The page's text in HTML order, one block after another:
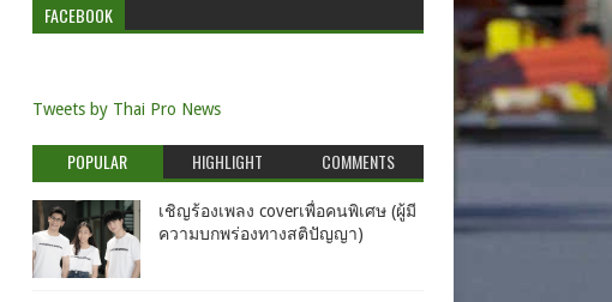
FACEBOOK
Tweets by Thai Pro News
POPULAR HIGHLIGHT COMMENTS
เชิญร้องเพลง coverเพื่อคนพิเศษ (ผู้มี
ความบกพร่องทางสติปัญญา)